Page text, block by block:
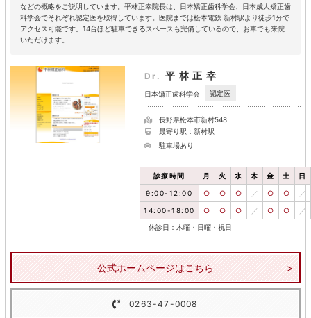
などの概略をご説明しています。平林正幸院長は、日本矯正歯科学会、日本成人矯正歯
科学会でそれぞれ認定医を取得しています。医院までは松本電鉄 新村駅より徒歩1分で
アクセス可能です。14台ほど駐車できるスペースも完備しているので、お車でも来院
いただけます。
Dr. 平林正幸
日本矯正歯科学会 認定医
長野県松本市新村548
最寄り駅：新村駅
駐車場あり
診療時間 月 火 水 木 金 土 日
9:00-12:00 ○ ○ ○ ／ ○ ○ ／
14:00-18:00 ○ ○ ○ ／ ○ ○ ／
休診日：木曜・日曜・祝日
公式ホームページはこちら
0263-47-0008